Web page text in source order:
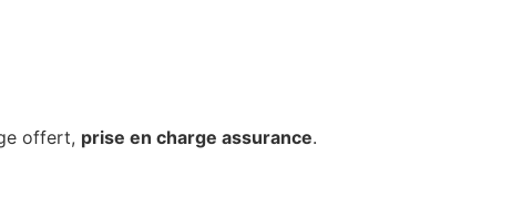
offert, prise en charge assurance.